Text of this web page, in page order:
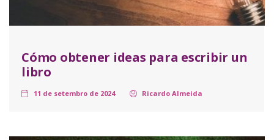
Cómo obtener ideas para escribir un
libro
11 de setembro de 2024 Ricardo Almeida